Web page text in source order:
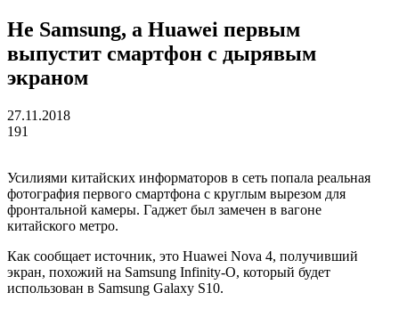
Не Samsung, а Huawei первым
выпустит смартфон с дырявым
экраном
27.11.2018
191
Усилиями китайских информаторов в сеть попала реальная
фотография первого смартфона с круглым вырезом для
фронтальной камеры. Гаджет был замечен в вагоне
китайского метро.
Как сообщает источник, это Huawei Nova 4, получивший
экран, похожий на Samsung Infinity-O, который будет
использован в Samsung Galaxy S10.